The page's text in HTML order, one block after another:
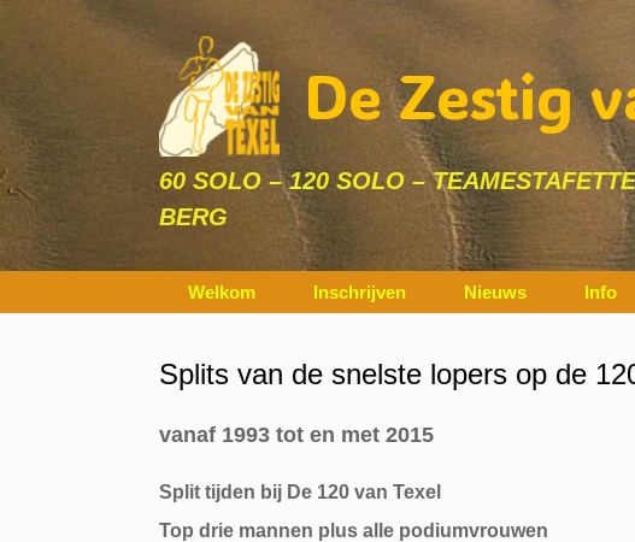
inhoud
De Zestig
60 SOLO – 120 SOLO –
BERG
Welkom Inschrijven Nieuws Info
Splits van de snelste lopers op de
vanaf 1993 tot en met 2015
Split tijden bij De 120 van Texel
Top drie mannen plus alle podiumvrouwen